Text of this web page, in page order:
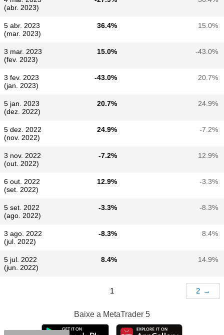
(abr. 2023)
5 abr. 2023
(mar. 2023)
36.4% 15.0%
3 mar. 2023
(fev. 2023)
15.0% -43.0%
3 fev. 2023
(jan. 2023)
-43.0% 20.7%
5 jan. 2023
(dez. 2022)
20.7% 24.9%
5 dez. 2022
(nov. 2022)
24.9% -7.2%
3 nov. 2022
(out. 2022)
-7.2% 12.9%
6 out. 2022
(set. 2022)
12.9% -3.3%
5 set. 2022
(ago. 2022)
-3.3% -8.3%
3 ago. 2022
(jul. 2022)
-8.3% 8.4%
5 jul. 2022
(jun. 2022)
8.4% 14.9%
1 2 →
Baixe a MetaTrader 5